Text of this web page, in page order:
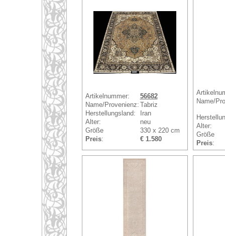
Artikelnummer:
56682
Name/Provenienz: Tabriz
Herstellungsland:
Iran
Alter:
neu
Größe
330 x 220 cm
Preis: € 1.580
Name/
Alter:
Größe
Preis: